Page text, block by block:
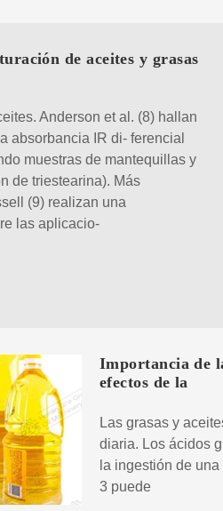
de aceites y grasas
Anderson et al. (8) hallan
absorbancia IR di- ferencial
muestras de mantequillas y
de triestearina). Más
(9) realizan una
las aplicacio-
Importancia de
efectos de la
Las grasas y
diaria. Los ácidos
la ingestión de
3 puede